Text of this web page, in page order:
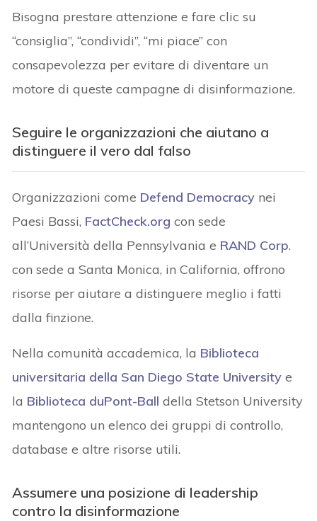
Bisogna prestare attenzione e fare clic su
“consiglia”, “condividi”, “mi piace” con
consapevolezza per evitare di diventare un
motore di queste campagne di disinformazione.
Seguire le organizzazioni che aiutano a
distinguere il vero dal falso
Organizzazioni come Defend Democracy nei
Paesi Bassi, FactCheck.org con sede
all’Università della Pennsylvania e RAND Corp.
con sede a Santa Monica, in California, offrono
risorse per aiutare a distinguere meglio i fatti
dalla finzione.
Nella comunità accademica, la Biblioteca
universitaria della San Diego State University e
la Biblioteca duPont-Ball della Stetson University
mantengono un elenco dei gruppi di controllo,
database e altre risorse utili.
Assumere una posizione di leadership
contro la disinformazione